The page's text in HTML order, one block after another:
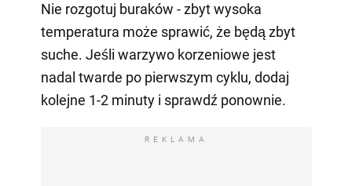
Nie rozgotuj buraków - zbyt wysoka
temperatura może sprawić, że będą zbyt
suche. Jeśli warzywo korzeniowe jest
nadal twarde po pierwszym cyklu, dodaj
kolejne 1-2 minuty i sprawdź ponownie.
REKLAMA